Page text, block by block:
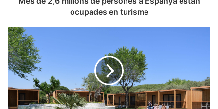
ocupades en turisme